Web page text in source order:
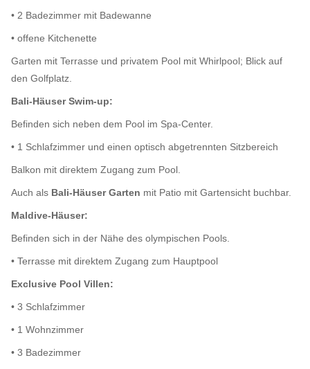
• 2 Badezimmer mit Badewanne
• offene Kitchenette
Garten mit Terrasse und privatem Pool mit Whirlpool; Blick auf
den Golfplatz.
Bali-Häuser Swim-up:
Befinden sich neben dem Pool im Spa-Center.
• 1 Schlafzimmer und einen optisch abgetrennten Sitzbereich
Balkon mit direktem Zugang zum Pool.
Auch als Bali-Häuser Garten mit Patio mit Gartensicht buchbar.
Maldive-Häuser:
Befinden sich in der Nähe des olympischen Pools.
• Terrasse mit direktem Zugang zum Hauptpool
Exclusive Pool Villen:
• 3 Schlafzimmer
• 1 Wohnzimmer
• 3 Badezimmer